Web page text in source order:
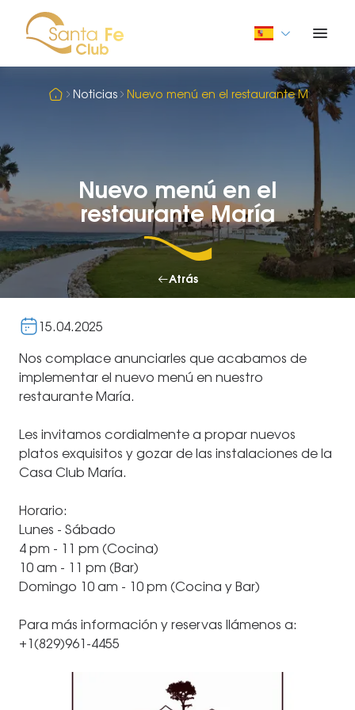
Noticias Nuevo menú en el restaurante María
Nuevo menú en el
restaurante María
Atrás
15.04.2025
Nos complace anunciarles que acabamos de
implementar el nuevo menú en nuestro
restaurante María.
Les invitamos cordialmente a propar nuevos
platos exquisitos y gozar de las instalaciones de la
Casa Club María.
Horario:
Lunes - Sábado
4 pm - 11 pm (Cocina)
10 am - 11 pm (Bar)
Domingo 10 am - 10 pm (Cocina y Bar)
Para más información y reservas llámenos a:
+1(829)961-4455